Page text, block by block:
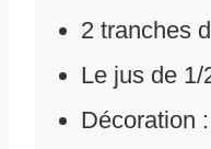
2 tranches
Le jus de 1/
Décoration :